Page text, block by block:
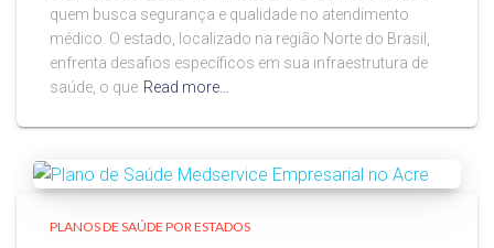
quem busca segurança e qualidade no atendimento
médico. O estado, localizado na região Norte do Brasil,
enfrenta desafios específicos em sua infraestrutura de
saúde, o que Read more…
PLANOS DE SAÚDE POR ESTADOS